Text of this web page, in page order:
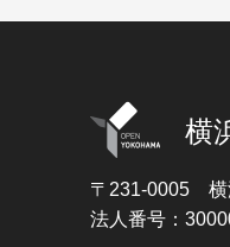
横
〒231-0005
法人番号：